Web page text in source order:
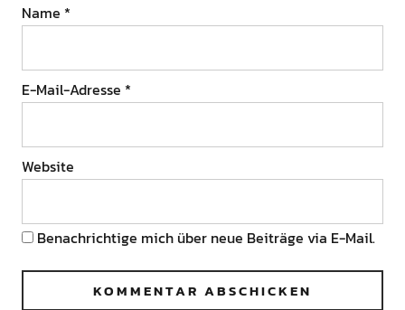
Name *
E-Mail-Adresse *
Website
Benachrichtige mich über neue Beiträge via E-Mail.